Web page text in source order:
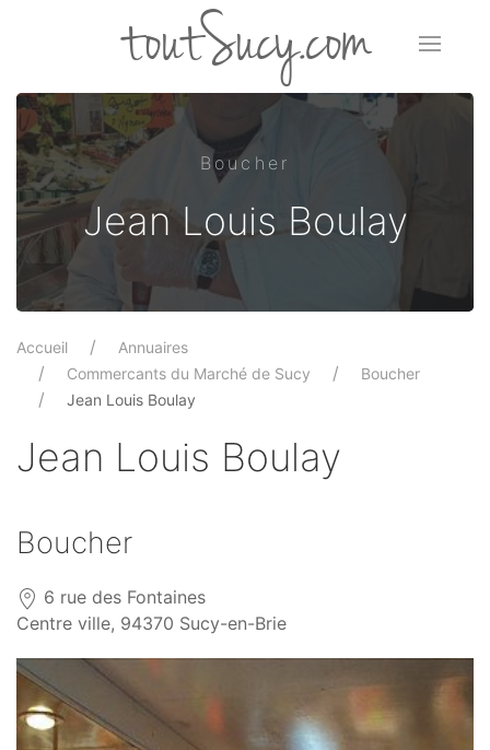
toutSucy.com
Boucher
Jean Louis Boulay
Accueil
Annuaires
Commercants du Marché de Sucy
Boucher
Jean Louis Boulay
Jean Louis Boulay
Boucher
6 rue des Fontaines
Centre ville, 94370 Sucy-en-Brie